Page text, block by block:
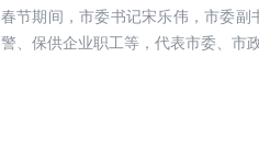
春节期间，市委书记宋乐伟，市委
警、保供企业职工等，代表市委、市